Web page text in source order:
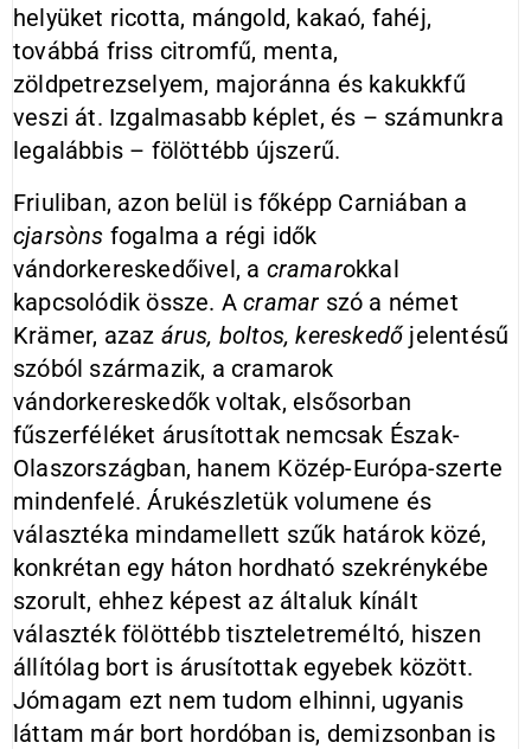
helyüket ricotta, mángold, kakaó, fahéj,
továbbá friss citromfű, menta,
zöldpetrezselyem, majoránna és kakukkfű
veszi át. Izgalmasabb képlet, és – számunkra
legalábbis – fölöttébb újszerű.
Friuliban, azon belül is főképp Carniában a
cjarsòns fogalma a régi idők
vándorkereskedőivel, a cramarokkal
kapcsolódik össze. Acramar szó a német
Krämer, azaz árus, boltos, kereskedő jelentésű
szóból származik, a cramarok
vándorkereskedők voltak, elsősorban
fűszerféléket árusítottak nemcsak Észak-
Olaszországban, hanem Közép-Európa-szerte
mindenfelé. Árukészletük volumene és
választéka mindamellett szűk határok közé,
konkrétan egy háton hordható szekrénykébe
szorult, ehhez képest az általuk kínált
választék fölöttébb tiszteletreméltó, hiszen
állítólag bort is árusítottak egyebek között.
Jómagam ezt nem tudom elhinni, ugyanis
láttam már bort hordóban is, demizsonban is